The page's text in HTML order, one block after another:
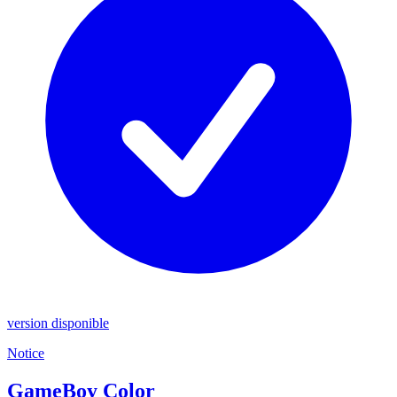
version disponible
Notice
GameBoy Color